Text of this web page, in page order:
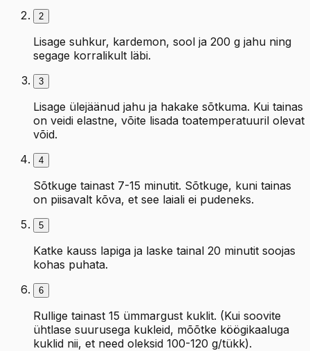
2
Lisage suhkur, kardemon, sool ja 200 g jahu ning
segage korralikult läbi.
3
Lisage ülejäänud jahu ja hakake sõtkuma. Kui tainas
on veidi elastne, võite lisada toatemperatuuril olevat
võid.
4
Sõtkuge tainast 7-15 minutit. Sõtkuge, kuni tainas
on piisavalt kõva, et see laiali ei pudeneks.
5
Katke kauss lapiga ja laske tainal 20 minutit soojas
kohas puhata.
6
Rullige tainast 15 ümmargust kuklit. (Kui soovite
ühtlase suurusega kukleid, mõõtke köögikaaluga
kuklid nii, et need oleksid 100-120 g/tükk).